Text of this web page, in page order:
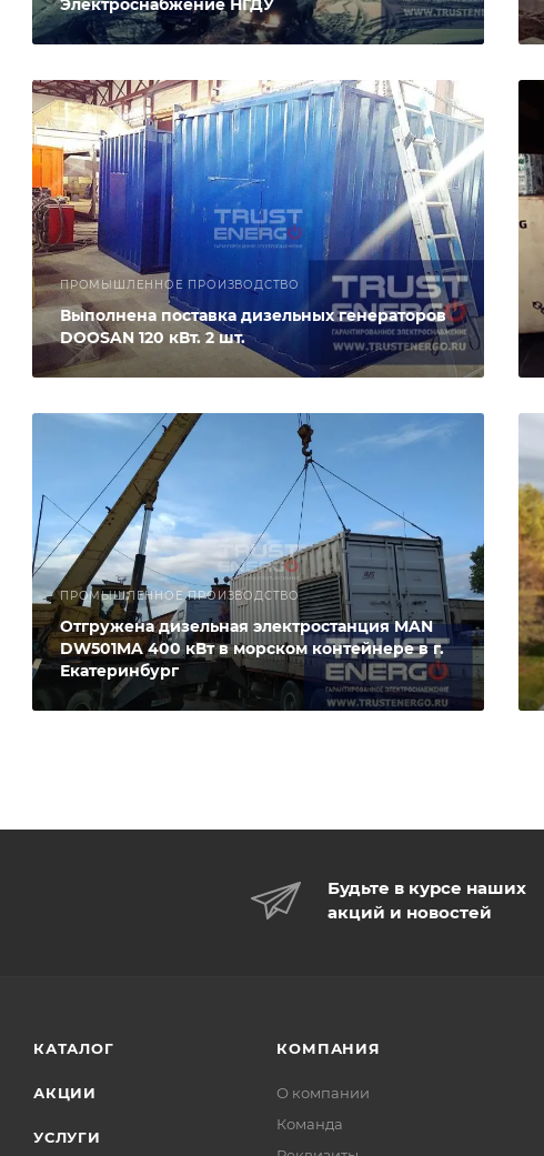
ПРОМЫШЛЕННОЕ ПРОИЗВОДСТВО
Выполнена поставка дизельных генераторов
DOOSAN 120 кВт. 2 шт.
ПРОМЫШЛЕННОЕ ПРОИЗВОДСТВО
Отгружена дизельная электростанция MAN
DW501MA 400 кВт в морском контейнере в г.
Екатеринбург
Будьте в курсе наших
акций и новостей
КАТАЛОГ
АКЦИИ
УСЛУГИ
КОМПАНИЯ
О компании
Команда